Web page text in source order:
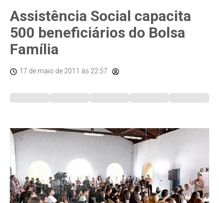
Assistência Social capacita
500 beneficiários do Bolsa
Família
17 de maio de 2011 às 22:57